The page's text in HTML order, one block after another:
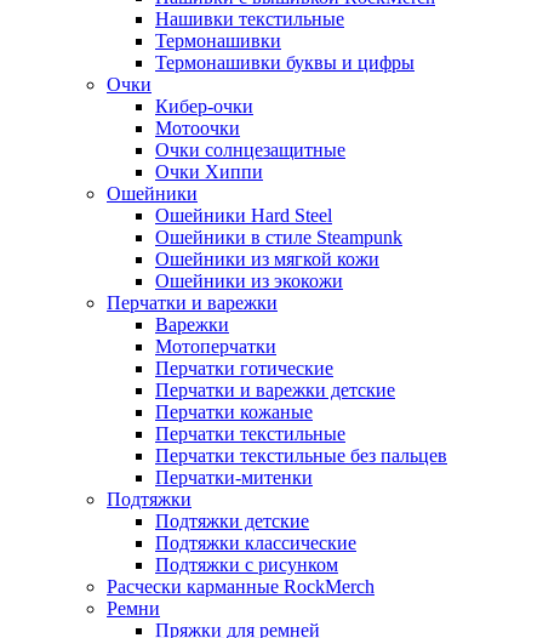
Нашивки текстильные
Термонашивки
Термонашивки буквы и цифры
Очки
Кибер-очки
Мотоочки
Очки солнцезащитные
Очки Хиппи
Ошейники
Ошейники Hard Steel
Ошейники в стиле Steampunk
Ошейники из мягкой кожи
Ошейники из экокожи
Перчатки и варежки
Варежки
Мотоперчатки
Перчатки готические
Перчатки и варежки детские
Перчатки кожаные
Перчатки текстильные
Перчатки текстильные без пальцев
Перчатки-митенки
Подтяжки
Подтяжки детские
Подтяжки классические
Подтяжки с рисунком
Расчески карманные RockMerch
Ремни
Пряжки для ремней